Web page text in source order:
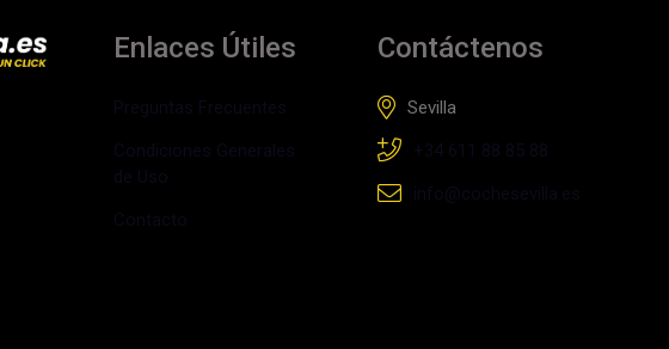
Enlaces Útiles
Preguntas Frecuentes
Condiciones Generales
de Uso
Contacto
Contáctenos
Sevilla
+34 611 88 85 88
info@cochesevilla.es